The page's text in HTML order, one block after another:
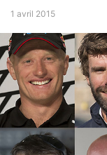
1 avril 2015